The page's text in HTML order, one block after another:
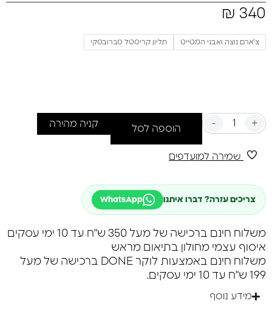
סברובסקי נוצץ מוסיף ברק ויוקרה.
₪ 340
צ'ארם נוצה ואבני המטייט תליון קריסטל סברובסקי
- +
הוספה לסל קניה מהירה
שמירה למועדפים
צריכים עזרה? דברו איתנו WhatsApp
משלוח חינם ברכישה של מעל 350 ש"ח עד 10 ימי עסקים
איסוף עצמי מחולון בתיאום מראש
משלוח חינם באמצעות לוקר DONE ברכישה של מעל
199 ש"ח עד 10 ימי עסקים.
מידע נוסף